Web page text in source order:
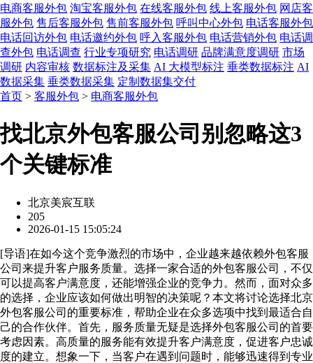
电商客服外包 淘宝客服外包 在线客服外包 线上客服外包 网店客
服外包 售后客服外包 售前客服外包 呼叫中心外包 电话客服外包
电话回访外包 电话邀约外包 呼入客服外包 电话营销外包 电话调
查外包 电话调查 行业专项研究 电话调研 品牌满意度调研 市场
调研 内容审核 数据标注及采集 AI 大模型标注 垂类数据标注 AI
数据采集 垂类数据采集 定制数据集交付
首页 > 客服外包 > 电商客服外包
找北京外包客服公司别忽略这3
个关键标准
北京美宸互联
205
2026-01-15 15:05:24
[导语]在如今这个竞争激烈的市场中，企业越来越依赖外包客服
公司来提升客户服务质量。选择一家合适的外包客服公司，不仅
可以提高客户满意度，还能增强企业的竞争力。然而，面对众多
的选择，企业应该如何做出明智的决策呢？本文将讨论选择北京
外包客服公司的重要标准，帮助企业在众多选项中找到最适合自
己的合作伙伴。首先，服务质量无疑是选择外包客服公司的首要
考虑因素。高质量的服务能有效提升客户满意度，促进客户忠诚
度的建立。想象一下，当客户在遇到问题时，能够迅速得到专业